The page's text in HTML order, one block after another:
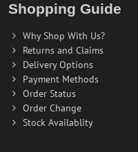
Shopping Guide
Why Shop With Us?
Returns and Claims
Delivery Options
Payment Methods
Order Status
Order Change
Stock Availablity